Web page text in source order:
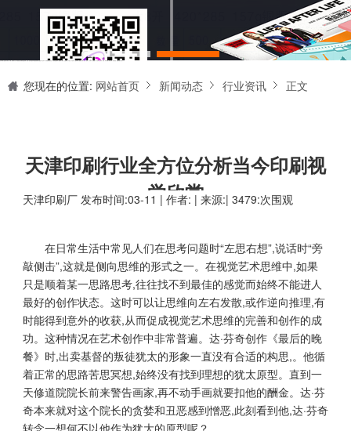
新闻动态
关于我们
联系我们
您现在的位置: 网站首页 新闻动态 行业资讯 正文
天津印刷行业全方位分析当今印刷视
觉欣赏
天津印刷厂 发布时间:03-11 | 作者: | 来源:| 3479:次围观
在日常生活中常见人们在思考问题时“左思右想”,说话时“旁
敲侧击”,这就是侧向思维的形式之一。在视觉艺术思维中,如果
只是顺着某一思路思考,往往找不到最佳的感觉而始终不能进人
最好的创作状态。这时可以让思维向左右发散,或作逆向推理,有
时能得到意外的收获,从而促成视觉艺术思维的完善和创作的成
功。这种情况在艺术创作中非常普遍。达·芬奇创作《最后的晚
餐》时,出卖基督的叛徒犹太的形象一直没有合适的构思,。他循
着正常的思路苦思冥想,始终没有找到理想的犹太原型。直到一
天修道院院长前来警告画家,再不动手画就要扣他的酬金。达·芬
奇本来就对这个院长的贪婪和丑恶感到憎恶,此刻看到他,达·芬奇
转念一想何不以他作为犹大的原型呢？